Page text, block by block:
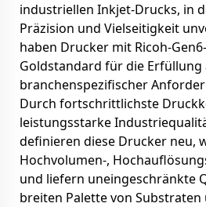
industriellen Inkjet-Drucks, in
Präzision und Vielseitigkeit
haben Drucker mit Ricoh-
Goldstandard für die
branchenspezifischer
Durch fortschrittlichste
leistungsstarke
definieren diese Drucker neu,
Hochvolumen-,
und liefern uneingeschränkte
breiten Palette von